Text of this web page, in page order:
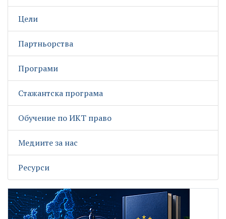
Цели
Партньорства
Програми
Стажантска програма
Обучение по ИКТ право
Медиите за нас
Ресурси